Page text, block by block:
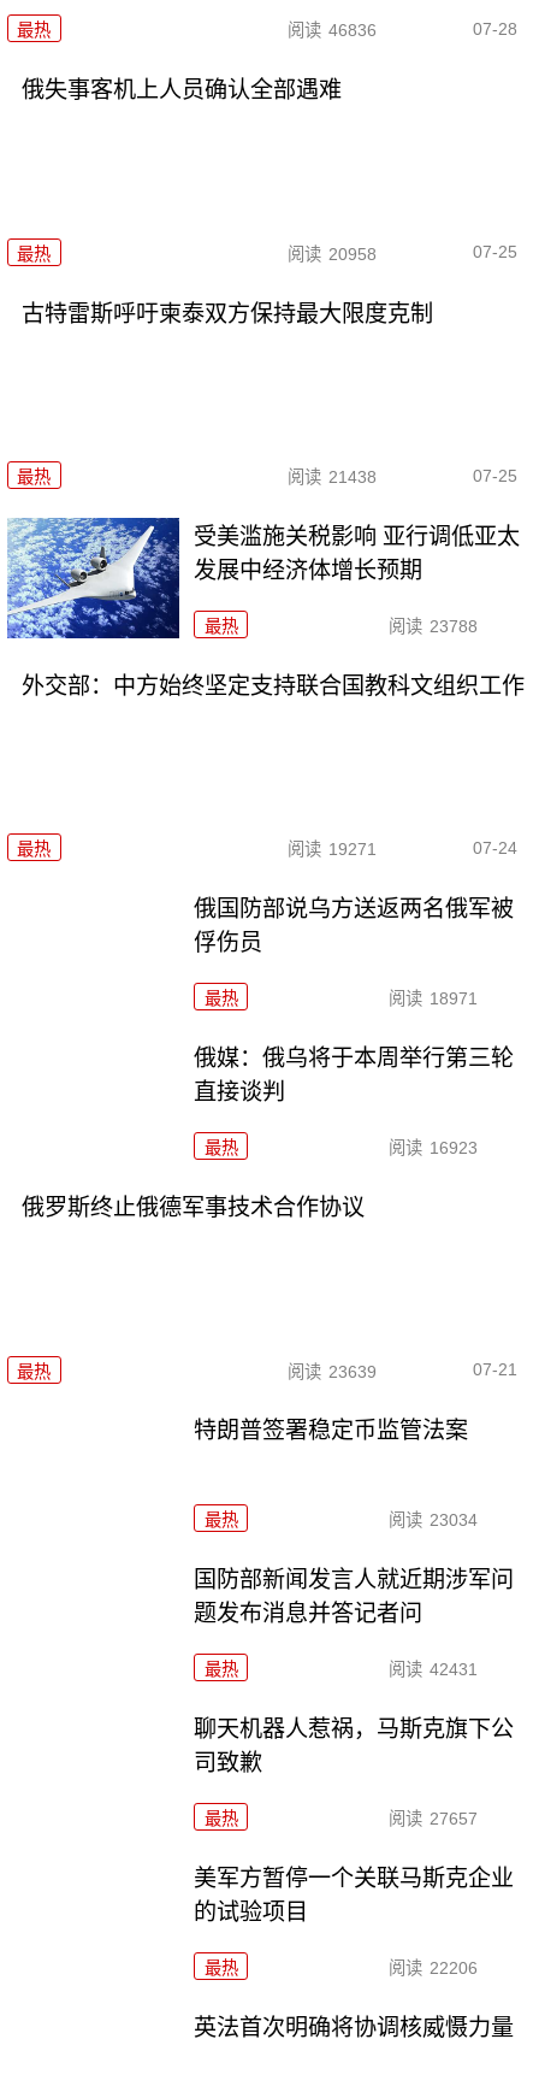
最热 阅读 46836 07-28
俄失事客机上人员确认全部遇难
最热 阅读 20958 07-25
古特雷斯呼吁柬泰双方保持最大限度克制
最热 阅读 21438 07-25
受美滥施关税影响 亚行调低亚太
发展中经济体增长预期
最热 阅读 23788
外交部：中方始终坚定支持联合国教科文组织工作
最热 阅读 19271 07-24
俄国防部说乌方送返两名俄军被
俘伤员
最热 阅读 18971
俄媒：俄乌将于本周举行第三轮
直接谈判
最热 阅读 16923
俄罗斯终止俄德军事技术合作协议
最热 阅读 23639 07-21
特朗普签署稳定币监管法案
最热 阅读 23034
国防部新闻发言人就近期涉军问
题发布消息并答记者问
最热 阅读 42431
聊天机器人惹祸，马斯克旗下公
司致歉
最热 阅读 27657
美军方暂停一个关联马斯克企业
的试验项目
最热 阅读 22206
英法首次明确将协调核威慑力量